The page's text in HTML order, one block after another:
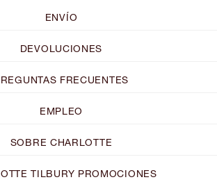
ENVÍO
DEVOLUCIONES
FRECUENTES
EMPLEO
SOBRE CHARLOTTE
TILBURY PROMOCIONES